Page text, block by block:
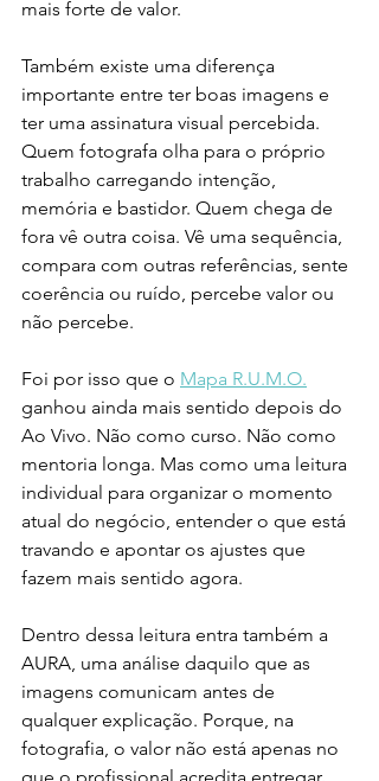
mais forte de valor.
Também existe uma diferença
importante entre ter boas imagens e
ter uma assinatura visual percebida.
Quem fotografa olha para o próprio
trabalho carregando intenção,
memória e bastidor. Quem chega de
fora vê outra coisa. Vê uma sequência,
compara com outras referências, sente
coerência ou ruído, percebe valor ou
não percebe.
Foi por isso que o Mapa R.U.M.O.
ganhou ainda mais sentido depois do
Ao Vivo. Não como curso. Não como
mentoria longa. Mas como uma leitura
individual para organizar o momento
atual do negócio, entender o que está
travando e apontar os ajustes que
fazem mais sentido agora.
Dentro dessa leitura entra também a
AURA, uma análise daquilo que as
imagens comunicam antes de
qualquer explicação. Porque, na
fotografia, o valor não está apenas no
que o profissional acredita entregar.